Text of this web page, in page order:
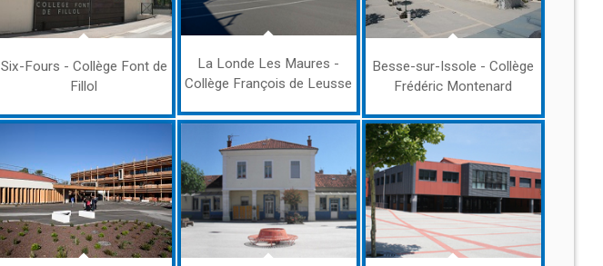
Six-Fours - Collège Font de
Fillol
La Londe Les Maures -
Collège François de Leusse
Besse-sur-Issole - Collège
Frédéric Montenard